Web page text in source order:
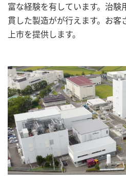
富な経験を有しています。治
貫した製造がが行えます。お客
上市を提供します。